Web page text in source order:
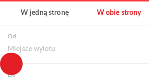
W jedną stronę W obie strony
Od
Miejsce wylotu
Do